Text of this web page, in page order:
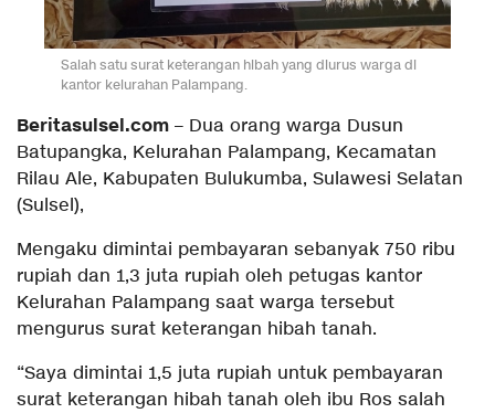
Salah satu surat keterangan hibah yang diurus warga di
kantor kelurahan Palampang.
Beritasulsel.com – Dua orang warga Dusun
Batupangka, Kelurahan Palampang, Kecamatan
Rilau Ale, Kabupaten Bulukumba, Sulawesi Selatan
(Sulsel),
Mengaku dimintai pembayaran sebanyak 750 ribu
rupiah dan 1,3 juta rupiah oleh petugas kantor
Kelurahan Palampang saat warga tersebut
mengurus surat keterangan hibah tanah.
“Saya dimintai 1,5 juta rupiah untuk pembayaran
surat keterangan hibah tanah oleh ibu Ros salah